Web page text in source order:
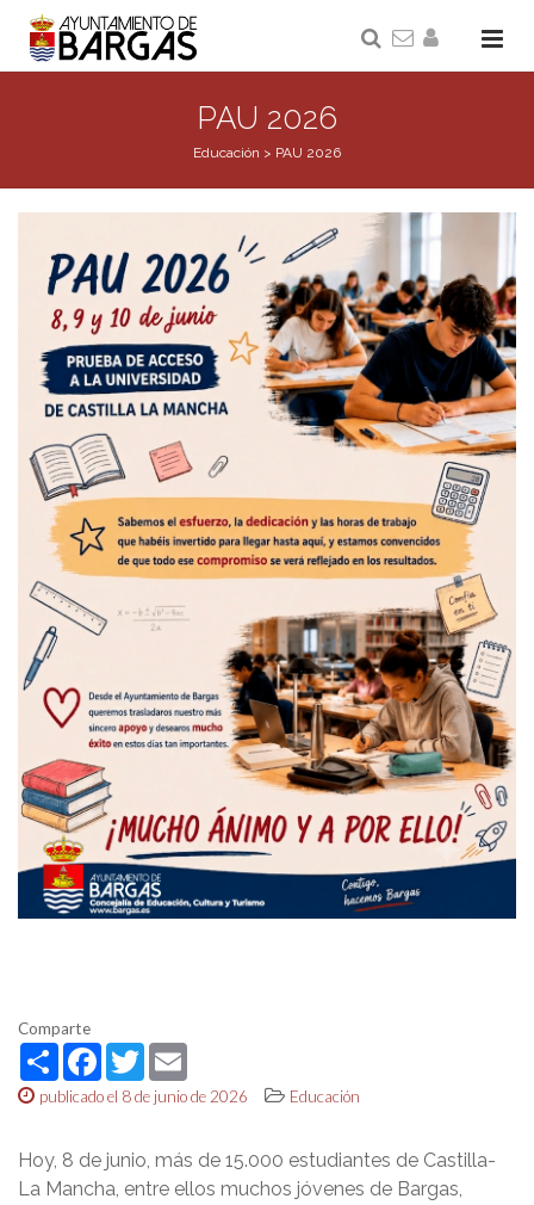
PAU 2026
Educación > PAU 2026
Comparte
ShareFacebook
Twitter
publicado el 8 de junio de 2026 Educación
Hoy, 8 de junio, más de 15.000 estudiantes de Castilla-
La Mancha, entre ellos muchos jóvenes de Bargas,